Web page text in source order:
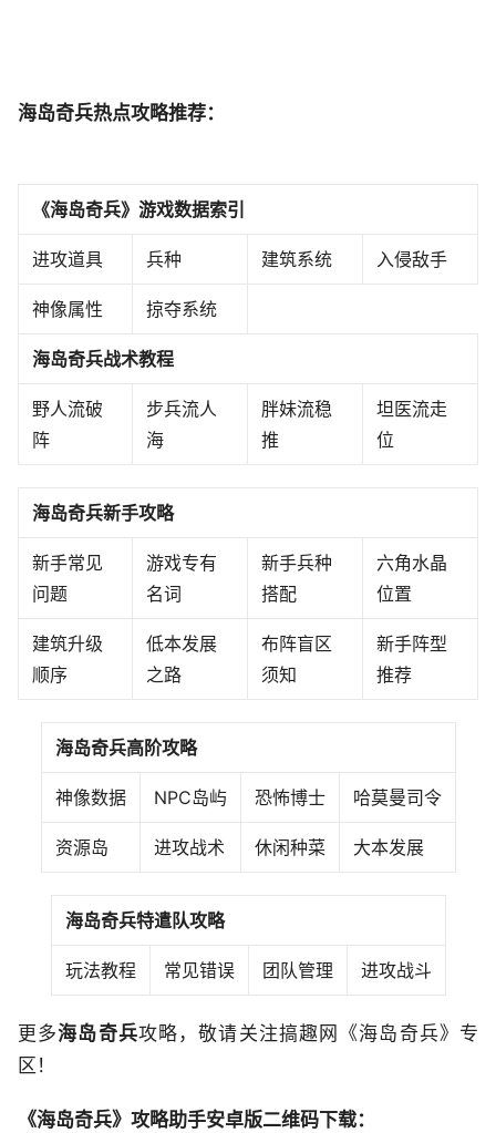
海岛奇兵热点攻略推荐：
《海岛奇兵》游戏数据索引
进攻道具 兵种 建筑系统 入侵敌手
神像属性 掠夺系统
海岛奇兵战术教程
野人流破
阵
步兵流人
海
胖妹流稳
推
坦医流走
位
海岛奇兵新手攻略
新手常见
问题
游戏专有
名词
新手兵种
搭配
六角水晶
位置
建筑升级
顺序
低本发展
之路
布阵盲区
须知
新手阵型
推荐
海岛奇兵高阶攻略
神像数据 NPC岛屿 恐怖博士 哈莫曼司令
资源岛 进攻战术 休闲种菜 大本发展
海岛奇兵特遣队攻略
玩法教程 常见错误 团队管理 进攻战斗
更多海岛奇兵攻略，敬请关注搞趣网《海岛奇兵》专
区！
《海岛奇兵》攻略助手安卓版二维码下载：